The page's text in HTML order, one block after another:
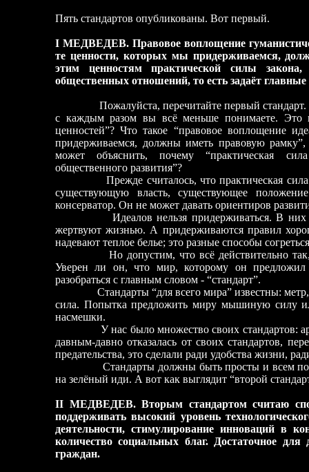
Пять стандартов опубликованы. Вот первый.
I МЕДВЕДЕВ. Правовое воплощение
те ценности, которых мы придерживаемся,
этим ценностям практической силы закона,
общественных отношений, то есть задаёт
Пожалуйста, перечитайте первый
с каждым разом вы всё меньше понимаете. Это
ценностей”? Что такое “правовое воплощение
придерживаемся, должны иметь правовую
может объяснить, почему “практическая
общественного развития”?
Прежде считалось, что практическая
существующую власть, существующее
консерватор. Он не может давать ориентиров
Идеалов нельзя придерживаться. В
жертвуют жизнью. А придерживаются правил
надевают теплое белье; это разные способы
Но допустим, что всё действительно
Уверен ли он, что мир, которому он предложил
разобраться с главным словом - “стандарт”.
Стандарты “для всего мира” известны:
сила. Попытка предложить миру мышиную силу
насмешки.
У нас было множество своих стандартов:
давным-давно отказалась от своих стандартов,
предательства, это сделали ради удобства жизни,
Стандарты должны быть просты и всем
на зелёный иди. А вот как выглядит “второй
II МЕДВЕДЕВ. Вторым стандартом считаю
поддерживать высокий уровень
деятельности, стимулирование инноваций в
количество социальных благ. Достаточное
граждан.